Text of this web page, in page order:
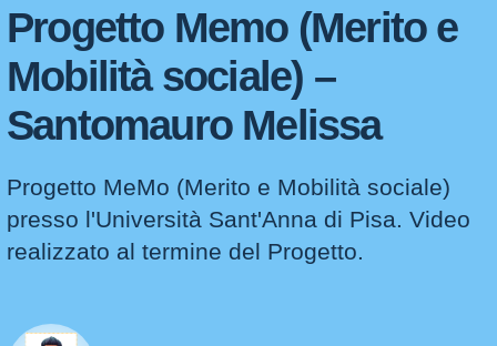
Progetto Memo (Merito e
Mobilità sociale) –
Santomauro Melissa
Progetto MeMo (Merito e Mobilità sociale)
presso l'Università Sant'Anna di Pisa. Video
realizzato al termine del Progetto.